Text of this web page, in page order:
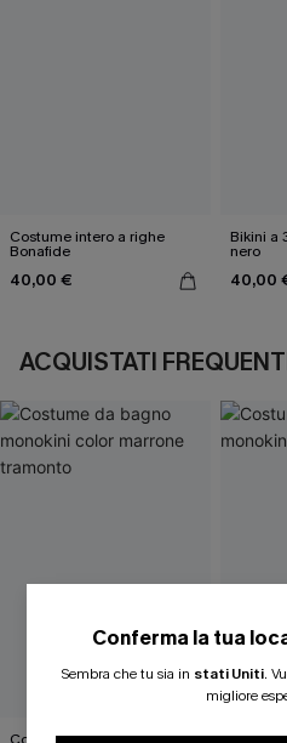
Costume intero a righe
Bonafide
40,00 €
Bikini a
nero
40,00
ACQUISTATI
Conferma la tua
Sembra che tu sia in stati Uniti.
migliore